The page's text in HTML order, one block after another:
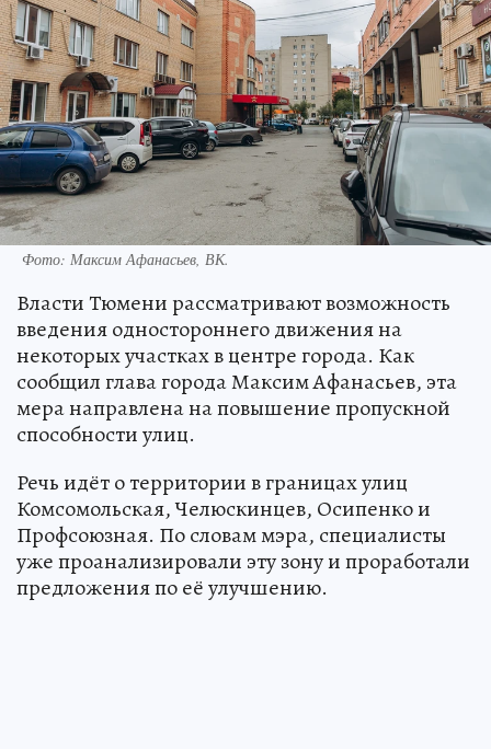
Фото: Максим Афанасьев, ВК.
Власти Тюмени рассматривают возможность
введения одностороннего движения на
некоторых участках в центре города. Как
сообщил глава города Максим Афанасьев, эта
мера направлена на повышение пропускной
способности улиц.
Речь идёт о территории в границах улиц
Комсомольская, Челюскинцев, Осипенко и
Профсоюзная. По словам мэра, специалисты
уже проанализировали эту зону и проработали
предложения по её улучшению.